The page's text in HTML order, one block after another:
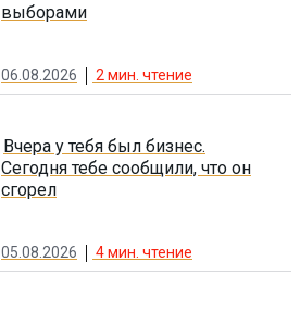
выборами
06.08.2026 2мин. чтение
Вчера у тебя был бизнес.
Сегодня тебе сообщили, что он
сгорел
05.08.2026 4мин. чтение